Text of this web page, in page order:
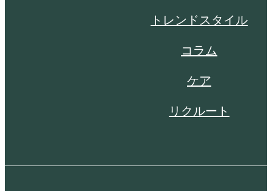
トレンドスタイル
コラム
ケア
リクルート